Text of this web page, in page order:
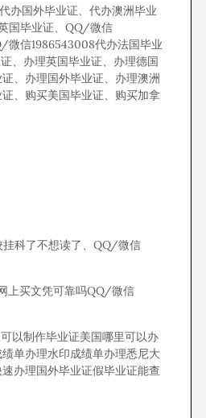
办国外毕业证、代办澳洲毕业
国毕业证、QQ/微信
信1986543008代办法国毕业
、办理英国毕业证、办理德国
、办理国外毕业证、办理澳洲
、购买美国毕业证、购买加拿
挂科了不想读了、QQ/微信
上买文凭可靠吗QQ/微信
以制作毕业证美国哪里可以办
单办理水印成绩单办理悉尼大
办理国外毕业证假毕业证能查